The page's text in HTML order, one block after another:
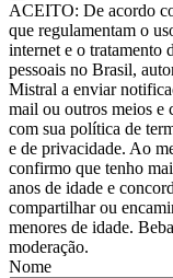
ACEITO: De acordo
que regulamentam o
internet e o tratamento
pessoais no Brasil,
Mistral a enviar
mail ou outros meios e
com sua política de
e de privacidade. Ao
confirmo que tenho
anos de idade e
compartilhar ou
menores de idade.
moderação.
Nome